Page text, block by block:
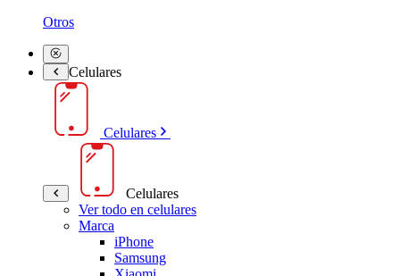
Otros
Celulares
Celulares
Celulares
Ver todo en celulares
Marca
iPhone
Samsung